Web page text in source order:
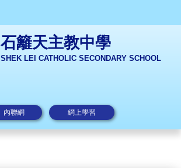
石籬天主教中學
SHEK LEI CATHOLIC SECONDARY SCHOOL
內聯網 網上學習